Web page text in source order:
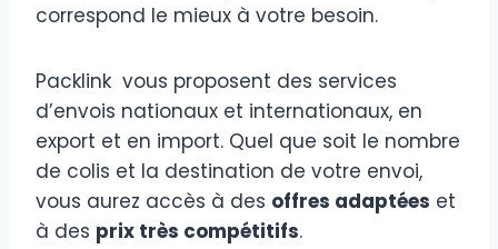
correspond le mieux à votre besoin.
Packlink vous proposent des services
d’envois nationaux et internationaux, en
export et en import. Quel que soit le nombre
de colis et la destination de votre envoi,
vous aurez accès à des offres adaptées et
à des prix très compétitifs.